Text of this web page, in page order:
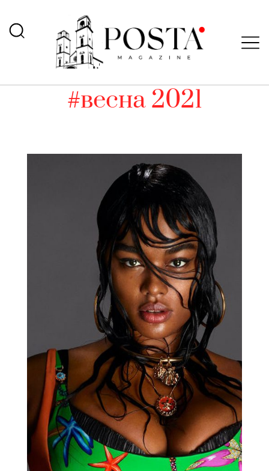
#весна 2021